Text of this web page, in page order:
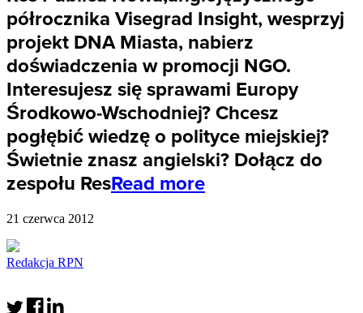
półrocznika Visegrad Insight, wesprzyj
projekt DNA Miasta, nabierz
doświadczenia w promocji NGO.
Interesujesz się sprawami Europy
Środkowo-Wschodniej? Chcesz
pogłębić wiedzę o polityce miejskiej?
Świetnie znasz angielski? Dołącz do
zespołu ResRead more
21 czerwca 2012
Redakcja RPN